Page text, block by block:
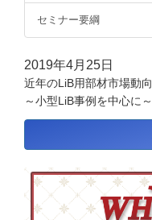
セミナー要綱
2019年4月25日
近年のLiB用部材市場動向
～小型LiB事例を中心に～